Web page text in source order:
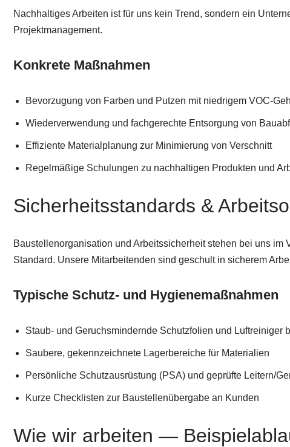
Nachhaltiges Arbeiten ist für uns kein Trend, sondern ein
Projektmanagement.
Konkrete Maßnahmen
Bevorzugung von Farben und Putzen mit niedrigem VOC-
Wiederverwendung und fachgerechte Entsorgung von
Effiziente Materialplanung zur Minimierung von Verschnitt
Regelmäßige Schulungen zu nachhaltigen Produkten und
Sicherheitsstandards &
Baustellenorganisation und Arbeitssicherheit stehen bei uns
Standard. Unsere Mitarbeitenden sind geschult in sicherem
Typische Schutz- und Hygienemaßnahmen
Staub- und Geruchsmindernde Schutzfolien und Luftreiniger
Saubere, gekennzeichnete Lagerbereiche für Materialien
Persönliche Schutzausrüstung (PSA) und geprüfte Leitern/
Kurze Checklisten zur Baustellenübergabe an Kunden
Wie wir arbeiten —